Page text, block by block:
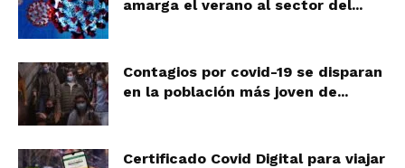
amarga el verano al sector del...
Contagios por covid-19 se disparan
en la población más joven de...
Certificado Covid Digital para viajar